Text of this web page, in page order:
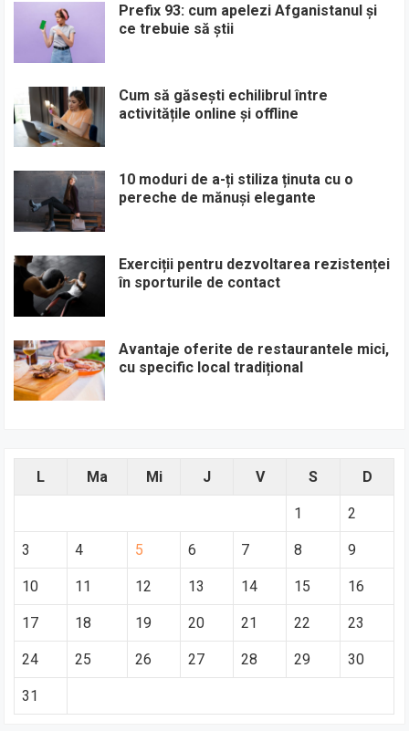
Prefix 93: cum apelezi Afganistanul și
ce trebuie să știi
Cum să găsești echilibrul între
activitățile online și offline
10 moduri de a-ți stiliza ținuta cu o
pereche de mănuși elegante
Exerciții pentru dezvoltarea rezistenței
în sporturile de contact
Avantaje oferite de restaurantele mici,
cu specific local tradițional
L Ma Mi J V S D
1 2
3 4 5 6 7 8 9
10 11 12 13 14 15 16
17 18 19 20 21 22 23
24 25 26 27 28 29 30
31